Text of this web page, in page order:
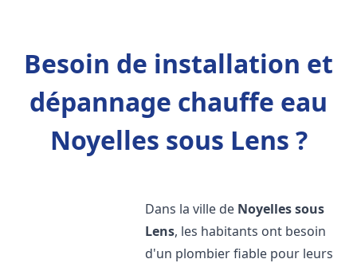
Besoin de installation et
dépannage chauffe eau
Noyelles sous Lens ?
Dans la ville de Noyelles sous
Lens, les habitants ont besoin
d'un plombier fiable pour leurs